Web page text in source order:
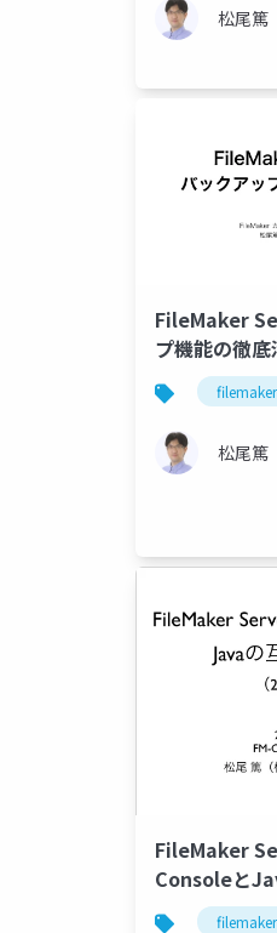
松尾篤
FileMaker
プ機能の徹
filemaker
松尾篤
FileMaker
Consoleと
（2014年版）
filemaker